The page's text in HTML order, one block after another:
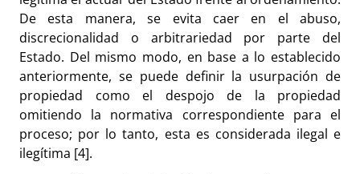
De esta manera, se evita caer en el abuso,
discrecionalidad o arbitrariedad por parte del
Estado. Del mismo modo, en base a lo establecido
anteriormente, se puede definir la usurpación de
propiedad como el despojo de la propiedad
omitiendo la normativa correspondiente para el
proceso; por lo tanto, esta es considerada ilegal e
ilegítima [4].